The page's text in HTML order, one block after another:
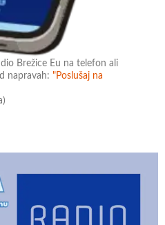
Brežice Eu na telefon ali
napravah:"Poslušaj na